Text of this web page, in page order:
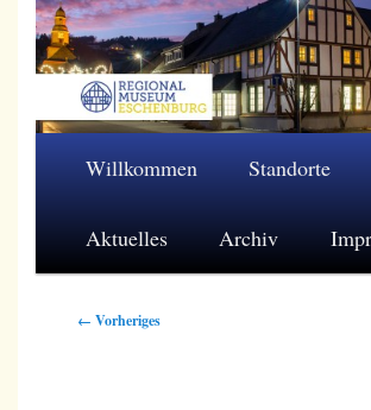
Zum
primären
Inhalt
Regionalmuseum
Willkommen Standorte
Aktuelles Archiv
Bilder-
← Vorheriges